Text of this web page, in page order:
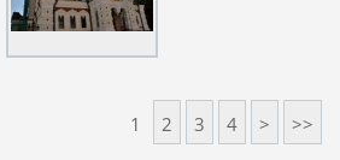
1 2 3 4 > >>